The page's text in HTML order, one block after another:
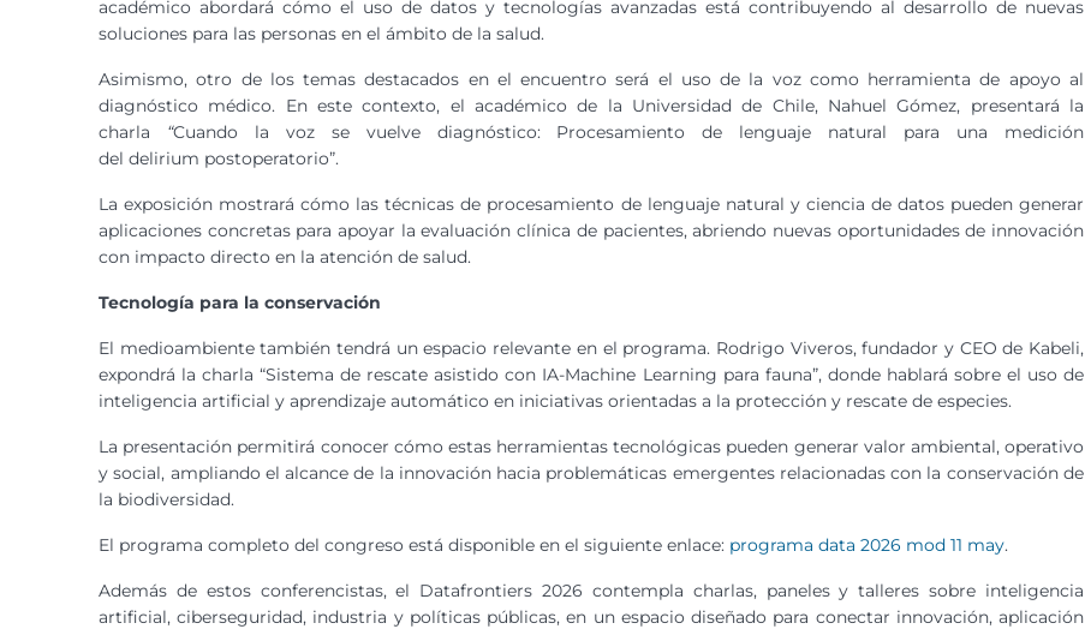
académico abordará cómo el uso de datos y tecnologías avanzadas está contribuyendo al desarrollo de nuevas
soluciones para las personas en el ámbito de la salud.
Asimismo, otro de los temas destacados en el encuentro será el uso de la voz como herramienta de apoyo al
diagnóstico médico. En este contexto, el académico de la Universidad de Chile, Nahuel Gómez, presentará la
charla “Cuando la voz se vuelve diagnóstico: Procesamiento de lenguaje natural para una medición
del delirium postoperatorio”.
La exposición mostrará cómo las técnicas de procesamiento de lenguaje natural y ciencia de datos pueden generar
aplicaciones concretas para apoyar la evaluación clínica de pacientes, abriendo nuevas oportunidades de innovación
con impacto directo en la atención de salud.
Tecnología para la conservación
El medioambiente también tendrá un espacio relevante en el programa. Rodrigo Viveros, fundador y CEO de Kabeli,
expondrá la charla “Sistema de rescate asistido con IA-Machine Learning para fauna”, donde hablará sobre el uso de
inteligencia artificial y aprendizaje automático en iniciativas orientadas a la protección y rescate de especies.
La presentación permitirá conocer cómo estas herramientas tecnológicas pueden generar valor ambiental, operativo
y social, ampliando el alcance de la innovación hacia problemáticas emergentes relacionadas con la conservación de
la biodiversidad.
El programa completo del congreso está disponible en el siguiente enlace: programa data 2026 mod 11 may.
Además de estos conferencistas, el Datafrontiers 2026 contempla charlas, paneles y talleres sobre inteligencia
artificial, ciberseguridad, industria y políticas públicas, en un espacio diseñado para conectar innovación, aplicación